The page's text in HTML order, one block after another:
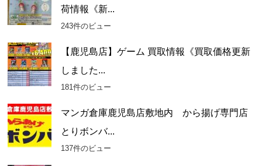
荷情報《新...
243件のビュー
【鹿児島店】ゲーム 買取情報《買取価格更新
しました...
181件のビュー
マンガ倉庫鹿児島店敷地内 から揚げ専門店
とりボンバ...
137件のビュー